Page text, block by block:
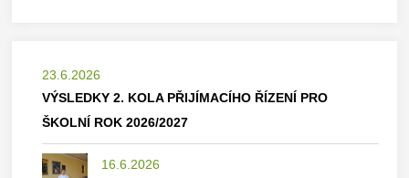
23.6.2026
VÝSLEDKY 2. KOLA PŘIJÍMACÍHO ŘÍZENÍ PRO
ŠKOLNÍ ROK 2026/2027
16.6.2026